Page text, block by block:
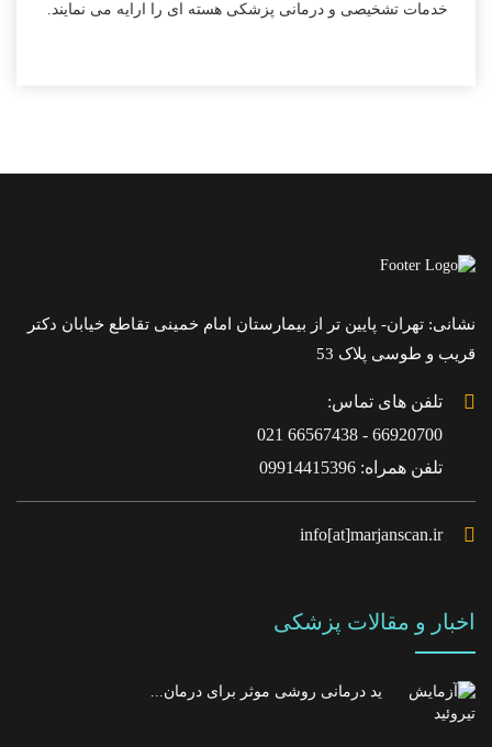
خدمات تشخیصی و درمانی پزشکی هسته ای را ارایه می نمایند.
نشانی: تهران- پایین تر از بیمارستان امام خمینی تقاطع خیابان دکتر
قریب و طوسی پلاک 53
تلفن های تماس:
66920700 - 66567438 021
تلفن همراه: 09914415396
info[at]marjanscan.ir
اخبار و مقالات پزشکی
ید درمانی روشی موثر برای درمان...